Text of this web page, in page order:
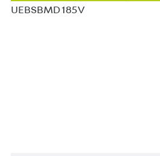
UEBSBMD 185V